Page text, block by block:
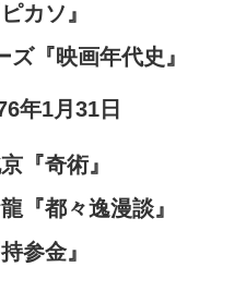
カソ』
『映画年代史』
年1月31日
『奇術』
『都々逸漫談』
参金』